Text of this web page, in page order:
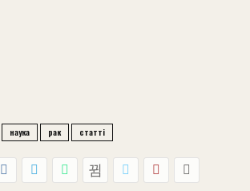
наука рак статті